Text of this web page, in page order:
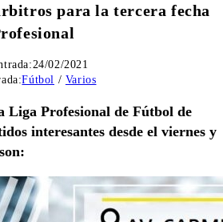
para la tercera fecha
24/02/2021
Fútbol / Varios
Liga Profesional de Fútbol de
interesantes desde el viernes y